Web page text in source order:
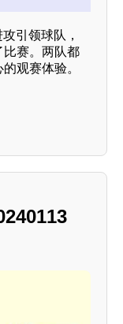
引领球队，
比赛。两队都
观赛体验。